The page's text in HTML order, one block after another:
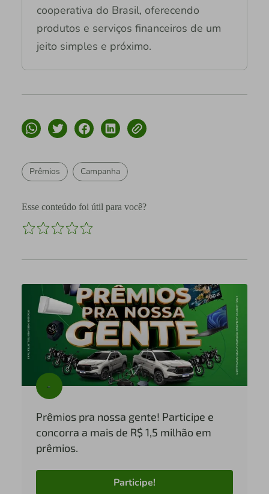
cooperativa do Brasil, oferecendo
produtos e serviços financeiros de um
jeito simples e próximo.
Prêmios Campanha
Esse conteúdo foi útil para você?
Prêmios pra nossa gente! Participe e
concorra a mais de R$ 1,5 milhão em
prêmios.
Participe!